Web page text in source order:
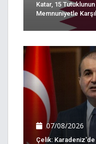
Katar, 15 Tutuklunun
Memnuniyetle
07/08/2026
Çelik: Karadeniz'de